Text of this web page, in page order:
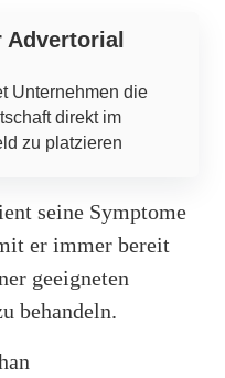
Advertorial
Unternehmen die
direkt im
zu platzieren
seine Symptome
er immer bereit
geeigneten
behandeln.